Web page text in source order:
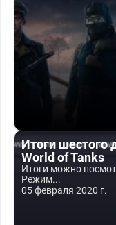
Итоги шестого
World of Tanks
Итоги можно
Режим...
05 февраля 2020 г.